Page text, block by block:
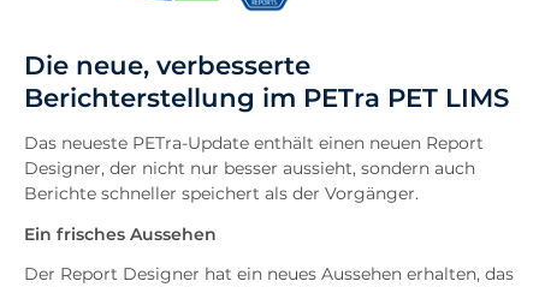
Die neue, verbesserte
Berichterstellung im PETra PET LIMS
Das neueste PETra-Update enthält einen neuen Report
Designer, der nicht nur besser aussieht, sondern auch
Berichte schneller speichert als der Vorgänger.
Ein frisches Aussehen
Der Report Designer hat ein neues Aussehen erhalten, das